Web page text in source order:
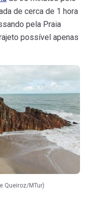
de cerca de 1 hora
pela Praia
possível apenas
Queiroz/MTur)